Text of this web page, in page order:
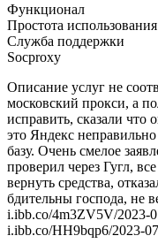
Функционал
Простота использования
Служба поддержки
Socproxy
Описание услуг не
московский прокси, а
исправить, сказали что
это Яндекс
базу. Очень смелое
проверил через Гугл,
вернуть средства,
бдительны господа, не
i.ibb.co/4m3ZV5V/2023-
i.ibb.co/HH9bqp6/2023-